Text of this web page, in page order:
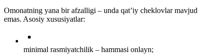
Omonatning yana bir afzalligi – unda qat’iy cheklovlar mavjud
emas. Asosiy xususiyatlar:
minimal rasmiyatchilik – hammasi onlayn;